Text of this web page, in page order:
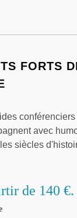
FORTS
avec
siècles
historiques et
La vie
non plus
de 140 €.